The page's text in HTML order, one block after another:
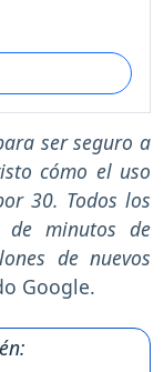
ser seguro a
cómo el uso
30. Todos los
minutos de
de nuevos
Google.